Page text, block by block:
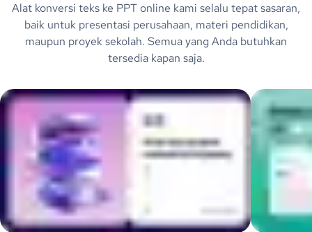
Alat konversi teks ke PPT online kami selalu tepat sasaran,
baik untuk presentasi perusahaan, materi pendidikan,
maupun proyek sekolah. Semua yang Anda butuhkan
tersedia kapan saja.